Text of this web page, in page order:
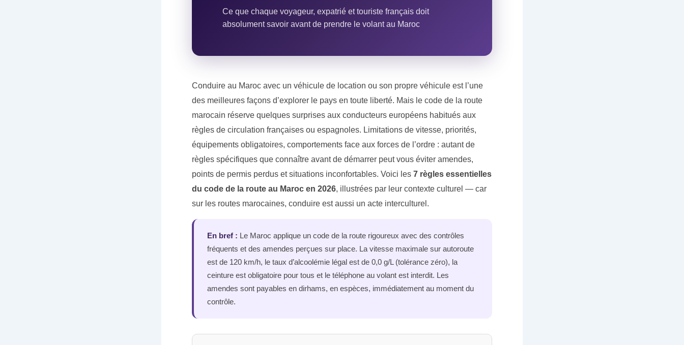
Ce que chaque voyageur, expatrié et touriste français doit
absolument savoir avant de prendre le volant au Maroc
Conduire au Maroc avec un véhicule de location ou son propre véhicule est l’une
des meilleures façons d’explorer le pays en toute liberté. Mais le code de la route
marocain réserve quelques surprises aux conducteurs européens habitués aux
règles de circulation françaises ou espagnoles. Limitations de vitesse, priorités,
équipements obligatoires, comportements face aux forces de l’ordre : autant de
règles spécifiques que connaître avant de démarrer peut vous éviter amendes,
points de permis perdus et situations inconfortables. Voici les 7 règles essentielles
du code de la route au Maroc en 2026, illustrées par leur contexte culturel — car
sur les routes marocaines, conduire est aussi un acte interculturel.
En bref : Le Maroc applique un code de la route rigoureux avec des contrôles
fréquents et des amendes perçues sur place. La vitesse maximale sur autoroute
est de 120 km/h, le taux d’alcoolémie légal est de 0,0 g/L (tolérance zéro), la
ceinture est obligatoire pour tous et le téléphone au volant est interdit. Les
amendes sont payables en dirhams, en espèces, immédiatement au moment du
contrôle.